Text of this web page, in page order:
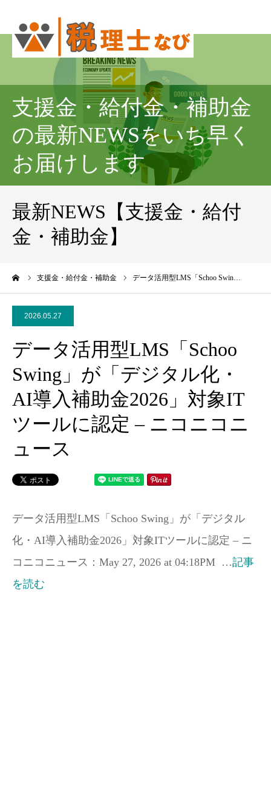
支援金・給付金・補助金
の最新NEWSをいち早く
お届けします
最新NEWS【支援金・給付
金・補助金】
支援金・給付金・補助金 データ活用型LMS「Schoo Swin…
2026.05.27
データ活用型LMS「Schoo
Swing」が「デジタル化・
AI導入補助金2026」対象IT
ツールに認定 – ニコニコニ
ュース
データ活用型LMS「Schoo Swing」が「デジタル
化・AI導入補助金2026」対象ITツールに認定 – ニ
コニコニュース：May 27, 2026 at 04:18PM …記事
を読む